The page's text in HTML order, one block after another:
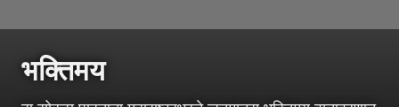
भक्तिमय